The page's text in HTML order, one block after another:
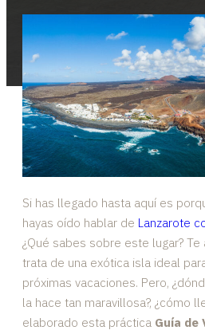
Si has llegado hasta aquí es
hayas oído hablar de Lanzarote
¿Qué sabes sobre este lugar?
trata de una exótica isla ideal
próximas vacaciones. Pero,
la hace tan maravillosa?, ¿cómo
elaborado esta práctica Guía de